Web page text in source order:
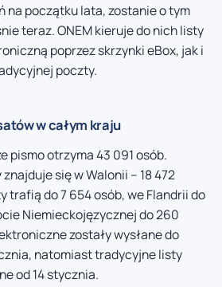
na początku lata, zostanie o tym
teraz. ONEM kieruje do nich listy
poprzez skrzynki eBox, jak i
poczty.
w całym kraju
pismo otrzyma 43 091 osób.
się w Walonii – 18 472
trafią do 7 654 osób, we Flandrii do
Niemieckojęzycznej do 260
zostały wysłane do
natomiast tradycyjne listy
od 14 stycznia.